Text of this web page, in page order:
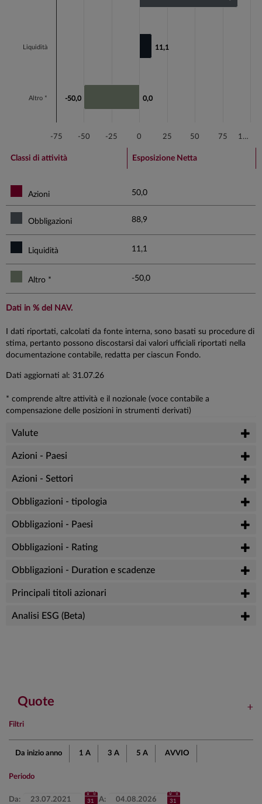
0,0
0,0
11,1
11,1
-50,0
-50,0
-75 -50 -25 0 25 50 75 1…
Liquidità
Altro *
End of interactive chart.
Classi di attività Esposizione Netta
Azioni 50,0
Obbligazioni 88,9
Liquidità 11,1
Altro * -50,0
Dati in % del NAV.
I dati riportati, calcolati da fonte interna, sono basati su procedure di
stima, pertanto possono discostarsi dai valori ufficiali riportati nella
documentazione contabile, redatta per ciascun Fondo.
Dati aggiornati al: 31.07.26
* comprende altre attività e il nozionale (voce contabile a
compensazione delle posizioni in strumenti derivati)
Valute
Azioni - Paesi
Azioni - Settori
Obbligazioni - tipologia
Obbligazioni - Paesi
Obbligazioni - Rating
Obbligazioni - Duration e scadenze
Principali titoli azionari
Analisi ESG (Beta)
Quote
Filtri
Da inizio anno 1 A 3 A 5 A AVVIO
Periodo
Da: A: